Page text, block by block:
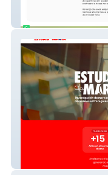
Estefania Vieira
Estudio De Marca